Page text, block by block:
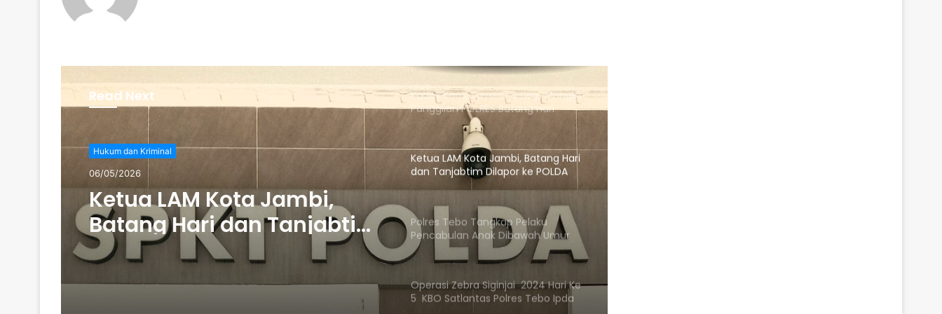
Read Next
Hukum dan Kriminal
06/05/2026
Ketua LAM Kota Jambi,
Batang Hari dan Tanjabtim
Dilapor ke POLDA jambi
Kades Kaos, Suyono & Legi, Mangkir
Panggilan POLRES Batang Hari
Ketua LAM Kota Jambi, Batang Hari
dan Tanjabtim Dilapor ke POLDA
jambi
Polres Tebo Tangkap Pelaku
Pencabulan Anak Dibawah Umur
Operasi Zebra Siginjai 2024 Hari Ke
5 KBO Satlantas Polres Tebo Ipda